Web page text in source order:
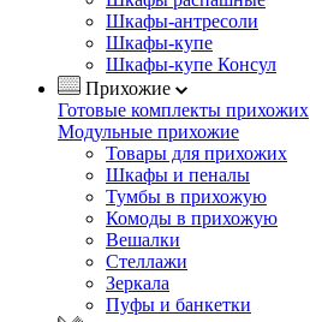
Шкафы-антресоли
Шкафы-купе
Шкафы-купе Консул
Прихожие
Готовые комплекты прихожих
Модульные прихожие
Товары для прихожих
Шкафы и пеналы
Тумбы в прихожую
Комоды в прихожую
Вешалки
Стеллажи
Зеркала
Пуфы и банкетки